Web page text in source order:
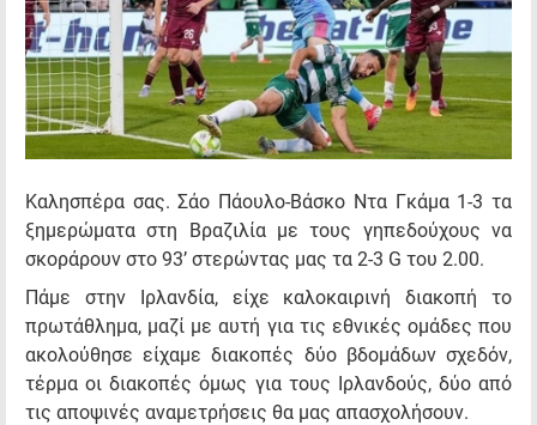
Καλησπέρα σας. Σάο Πάουλο-Βάσκο Ντα Γκάμα 1-3 τα
ξημερώματα στη Βραζιλία με τους γηπεδούχους να
σκοράρουν στο 93’ στερώντας μας τα 2-3 G του 2.00.
Πάμε στην Ιρλανδία, είχε καλοκαιρινή διακοπή το
πρωτάθλημα, μαζί με αυτή για τις εθνικές ομάδες που
ακολούθησε είχαμε διακοπές δύο βδομάδων σχεδόν,
τέρμα οι διακοπές όμως για τους Ιρλανδούς, δύο από
τις αποψινές αναμετρήσεις θα μας απασχολήσουν.